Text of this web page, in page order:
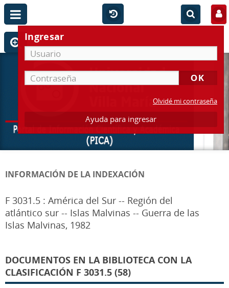
Ingresar
Olvidé mi contraseña
Ayuda para ingresar
INFORMACIÓN DE LA INDEXACIÓN
F 3031.5 : América del Sur -- Región del
atlántico sur -- Islas Malvinas -- Guerra de las
Islas Malvinas, 1982
DOCUMENTOS EN LA BIBLIOTECA CON LA
CLASIFICACIÓN F 3031.5 (58)